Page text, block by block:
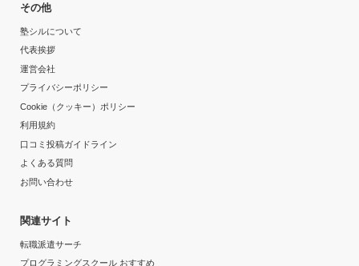
その他
塾シルについて
代表挨拶
運営会社
プライバシーポリシー
Cookie（クッキー）ポリシー
利用規約
口コミ投稿ガイドライン
よくある質問
お問い合わせ
関連サイト
転職派遣サーチ
プログラミングスクール おすすめ